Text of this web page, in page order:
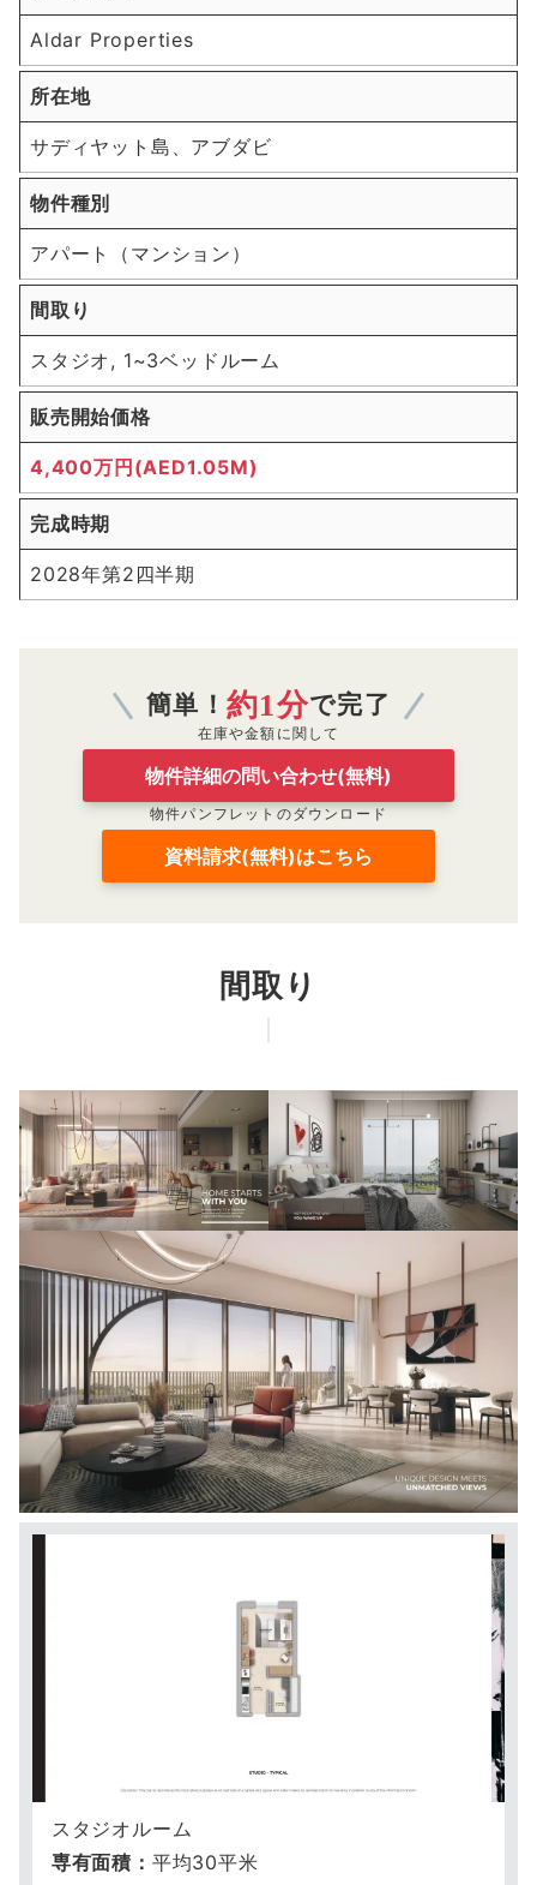
Aldar Properties
所在地
サディヤット島、アブダビ
物件種別
アパート（マンション）
間取り
スタジオ, 1~3ベッドルーム
販売開始価格
4,400万円(AED1.05M)
完成時期
2028年第2四半期
簡単！約1分で完了
在庫や金額に関して
物件詳細の問い合わせ(無料)
物件パンフレットのダウンロード
資料請求(無料)はこちら
間取り
スタジオルーム
専有面積： 平均30平米